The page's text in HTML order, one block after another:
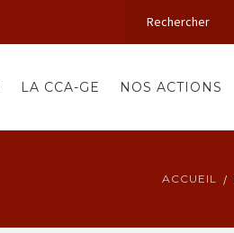
LA CCA-GE NOS ACTIONS
ACCUEIL